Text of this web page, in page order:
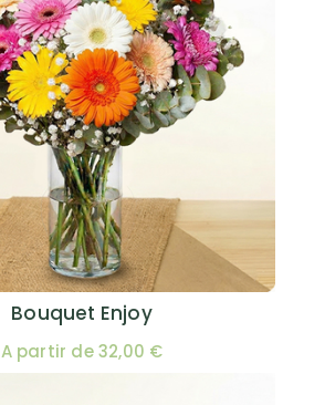
Bouquet Enjoy
A partir de 32,00 €